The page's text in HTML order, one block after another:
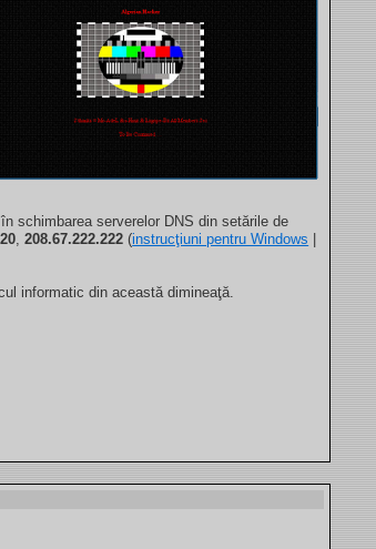
schimbarea serverelor DNS din setările de
,208.67.222.222(instrucţiuni pentru Windows |
informatic din această dimineaţă.